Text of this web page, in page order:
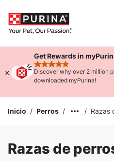
Get Rewards in
rated 4.9 stars
Discover why over 2 million
downloaded myPurina!
Inicio / Perros / / Razas
Razas de